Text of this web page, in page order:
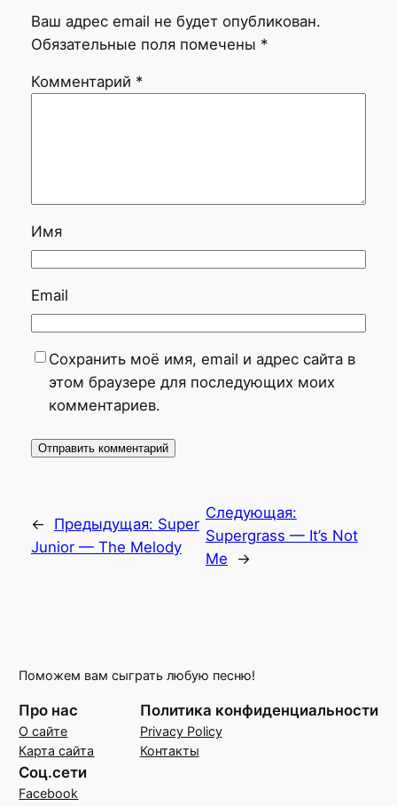
Ваш адрес email не будет опубликован.
Обязательные поля помечены *
Комментарий *
Имя
Email
Сохранить моё имя, email и адрес сайта в
этом браузере для последующих моих
комментариев.
← Предыдущая: Super
Junior — The Melody
Следующая:
Supergrass — It’s Not
Me
→
Поможем вам сыграть любую песню!
Про нас
О сайте
Карта сайта
Политика конфиденциальности
Privacy Policy
Контакты
Соц.сети
Facebook